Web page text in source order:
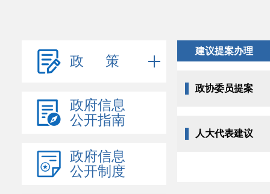
政 策
政府信息
公开指南
政府信息
公开制度
建议提案办理
政协委员提案
人大代表建议